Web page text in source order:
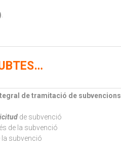
.
de tramitació de subvencions
de subvenció
de la subvenció
la subvenció